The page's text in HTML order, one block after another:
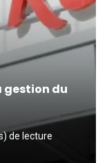
gestion du
de lecture